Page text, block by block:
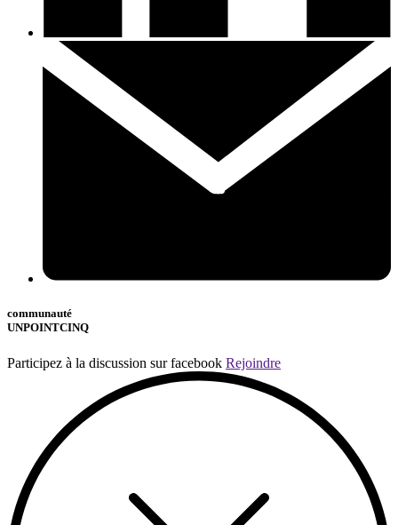
communauté
UNPOINTCINQ
Participez à la discussion sur facebook Rejoindre